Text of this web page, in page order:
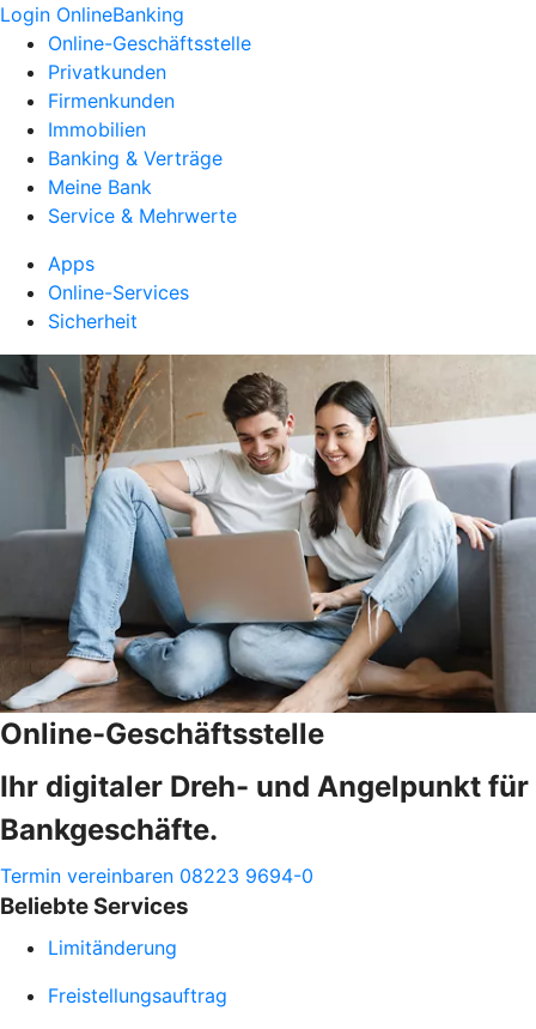
Login OnlineBanking
Online-Geschäftsstelle
Privatkunden
Firmenkunden
Immobilien
Banking & Verträge
Meine Bank
Service & Mehrwerte
Apps
Online-Services
Sicherheit
Online-Geschäftsstelle
Ihr digitaler Dreh- und Angelpunkt für
Bankgeschäfte.
Termin vereinbaren 08223 9694-0
Beliebte Services
Limitänderung
Freistellungsauftrag